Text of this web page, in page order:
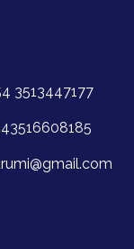
3513447177